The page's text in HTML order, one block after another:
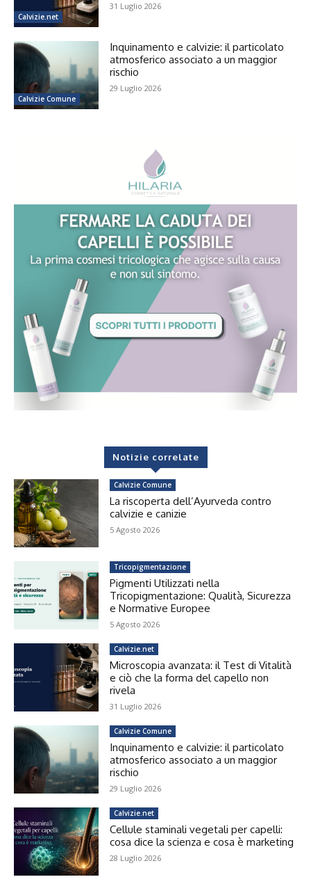
Calvizie.net
31 Luglio 2026
Calvizie Comune
Inquinamento e calvizie: il particolato
atmosferico associato a un maggior
rischio
29 Luglio 2026
Notizie correlate
Calvizie Comune
La riscoperta dell’Ayurveda contro
calvizie e canizie
5 Agosto 2026
Tricopigmentazione
Pigmenti Utilizzati nella
Tricopigmentazione: Qualità, Sicurezza
e Normative Europee
5 Agosto 2026
Calvizie.net
Microscopia avanzata: il Test di Vitalità
e ciò che la forma del capello non
rivela
31 Luglio 2026
Calvizie Comune
Inquinamento e calvizie: il particolato
atmosferico associato a un maggior
rischio
29 Luglio 2026
Calvizie.net
Cellule staminali vegetali per capelli:
cosa dice la scienza e cosa è marketing
28 Luglio 2026